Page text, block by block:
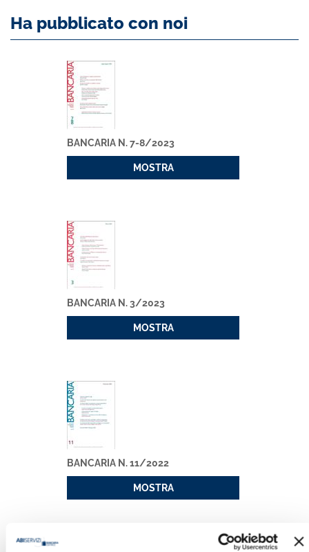
Ha pubblicato con noi
BANCARIA N. 7-8/2023
MOSTRA
BANCARIA N. 3/2023
MOSTRA
BANCARIA N. 11/2022
MOSTRA